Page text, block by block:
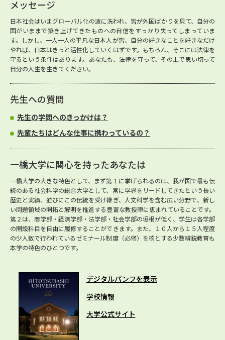
メッセージ
日本社会はいまグローバル化の波に洗われ、皆が外国ばかりを見て、自分の
国がいままで築き上げてきたものへの自信をすっかり失ってしまっていま
す。しかし、一人一人の平凡な日本人が皆、自分の好きなことを好きなだけ
やれば、日本はきっと活性化していくはずです。もちろん、そこには法律を
守るという条件はあります。あなたも、法律を守って、その上で思い切って
自分の人生を生きてください。
先生への質問
先生の学問へのきっかけは？
先輩たちはどんな仕事に携わっているの？
一橋大学に関心を持ったあなたは
一橋大学の大きな特色として、まず第１に挙げられるのは、我が国で最も伝
統のある社会科学の総合大学として、常に学界をリードしてきたという長い
歴史と実績、並びにこの伝統を受け継ぎ、人文科学を含む広い分野で、新し
い問題領域の開拓と解明を推進する豊富な教授陣に恵まれていることです。
第２は、商学部・経済学部・法学部・社会学部の垣根が低く、学生は各学部
の開設科目を自由に履修することができます。また、１０人から１５人程度
の少人数で行われているゼミナール制度（必修）を核とする少数精鋭教育も
本学の特色のひとつです。
デジタルパンフを表示
学校情報
大学公式サイト